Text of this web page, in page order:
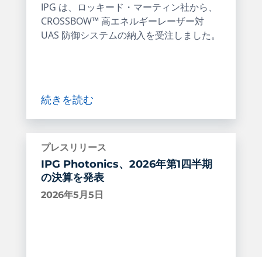
IPG は、ロッキード・マーティン社から、
CROSSBOW™ 高エネルギーレーザー対
UAS 防御システムの納入を受注しました。
続きを読む
プレスリリース
IPG Photonics、2026年第1四半期
の決算を発表
2026年5月5日